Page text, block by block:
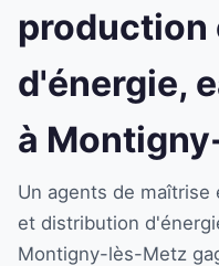
d'énergie,
à
Un agents de
et distribution
Montigny-lès-Metz